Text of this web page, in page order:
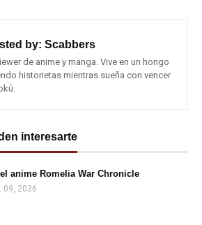
by: Scabbers
de anime y manga. Vive en un hongo
historietas mientras sueña con vencer
interesarte
anime Romelia War Chronicle
09, 2026